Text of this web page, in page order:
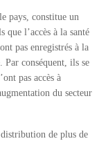
pays, constitue un
que l’accès à la santé
pas enregistrés à la
Par conséquent, ils se
pas accès à
du secteur
de plus de